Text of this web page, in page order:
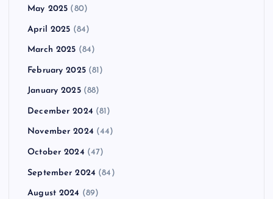
May 2025 (80)
April 2025 (84)
March 2025 (84)
February 2025(81)
January 2025(88)
December 2024 (81)
November 2024 (44)
October 2024 (47)
September 2024 (84)
August 2024 (89)